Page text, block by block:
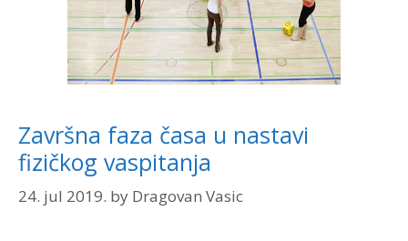
Završna faza časa u nastavi
fizičkog vaspitanja
24. jul 2019. by Dragovan Vasic